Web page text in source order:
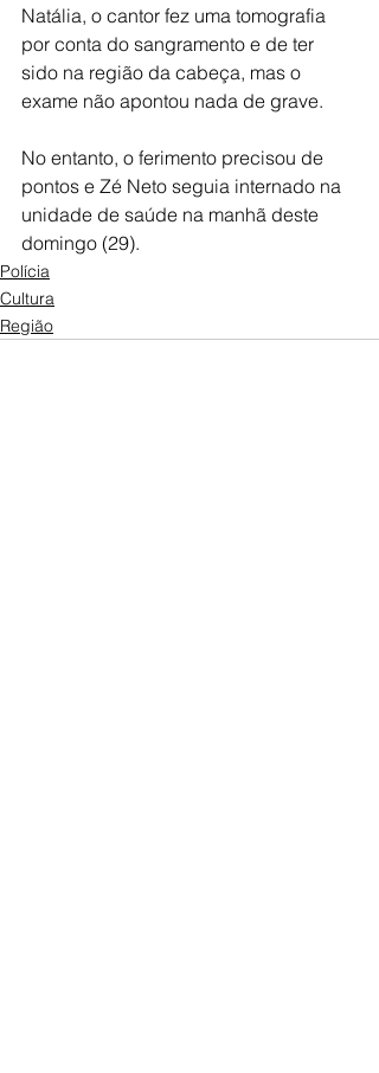
Natália, o cantor fez uma tomografia
por conta do sangramento e de ter
sido na região da cabeça, mas o
exame não apontou nada de grave.
No entanto, o ferimento precisou de
pontos e Zé Neto seguia internado na
unidade de saúde na manhã deste
domingo (29).
Polícia
Cultura
Região